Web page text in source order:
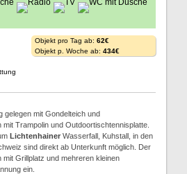
Objekt pro Tag ab: 62€
Objekt p. Woche ab: 434€
gelegen mit Gondelteich und
mit Trampolin und Outdoortischtennisplatte.
Lichtenhainer Wasserfall, Kuhstall, in den
sind direkt ab Unterkunft möglich. Der
Grillplatz und mehreren kleinen
ein.